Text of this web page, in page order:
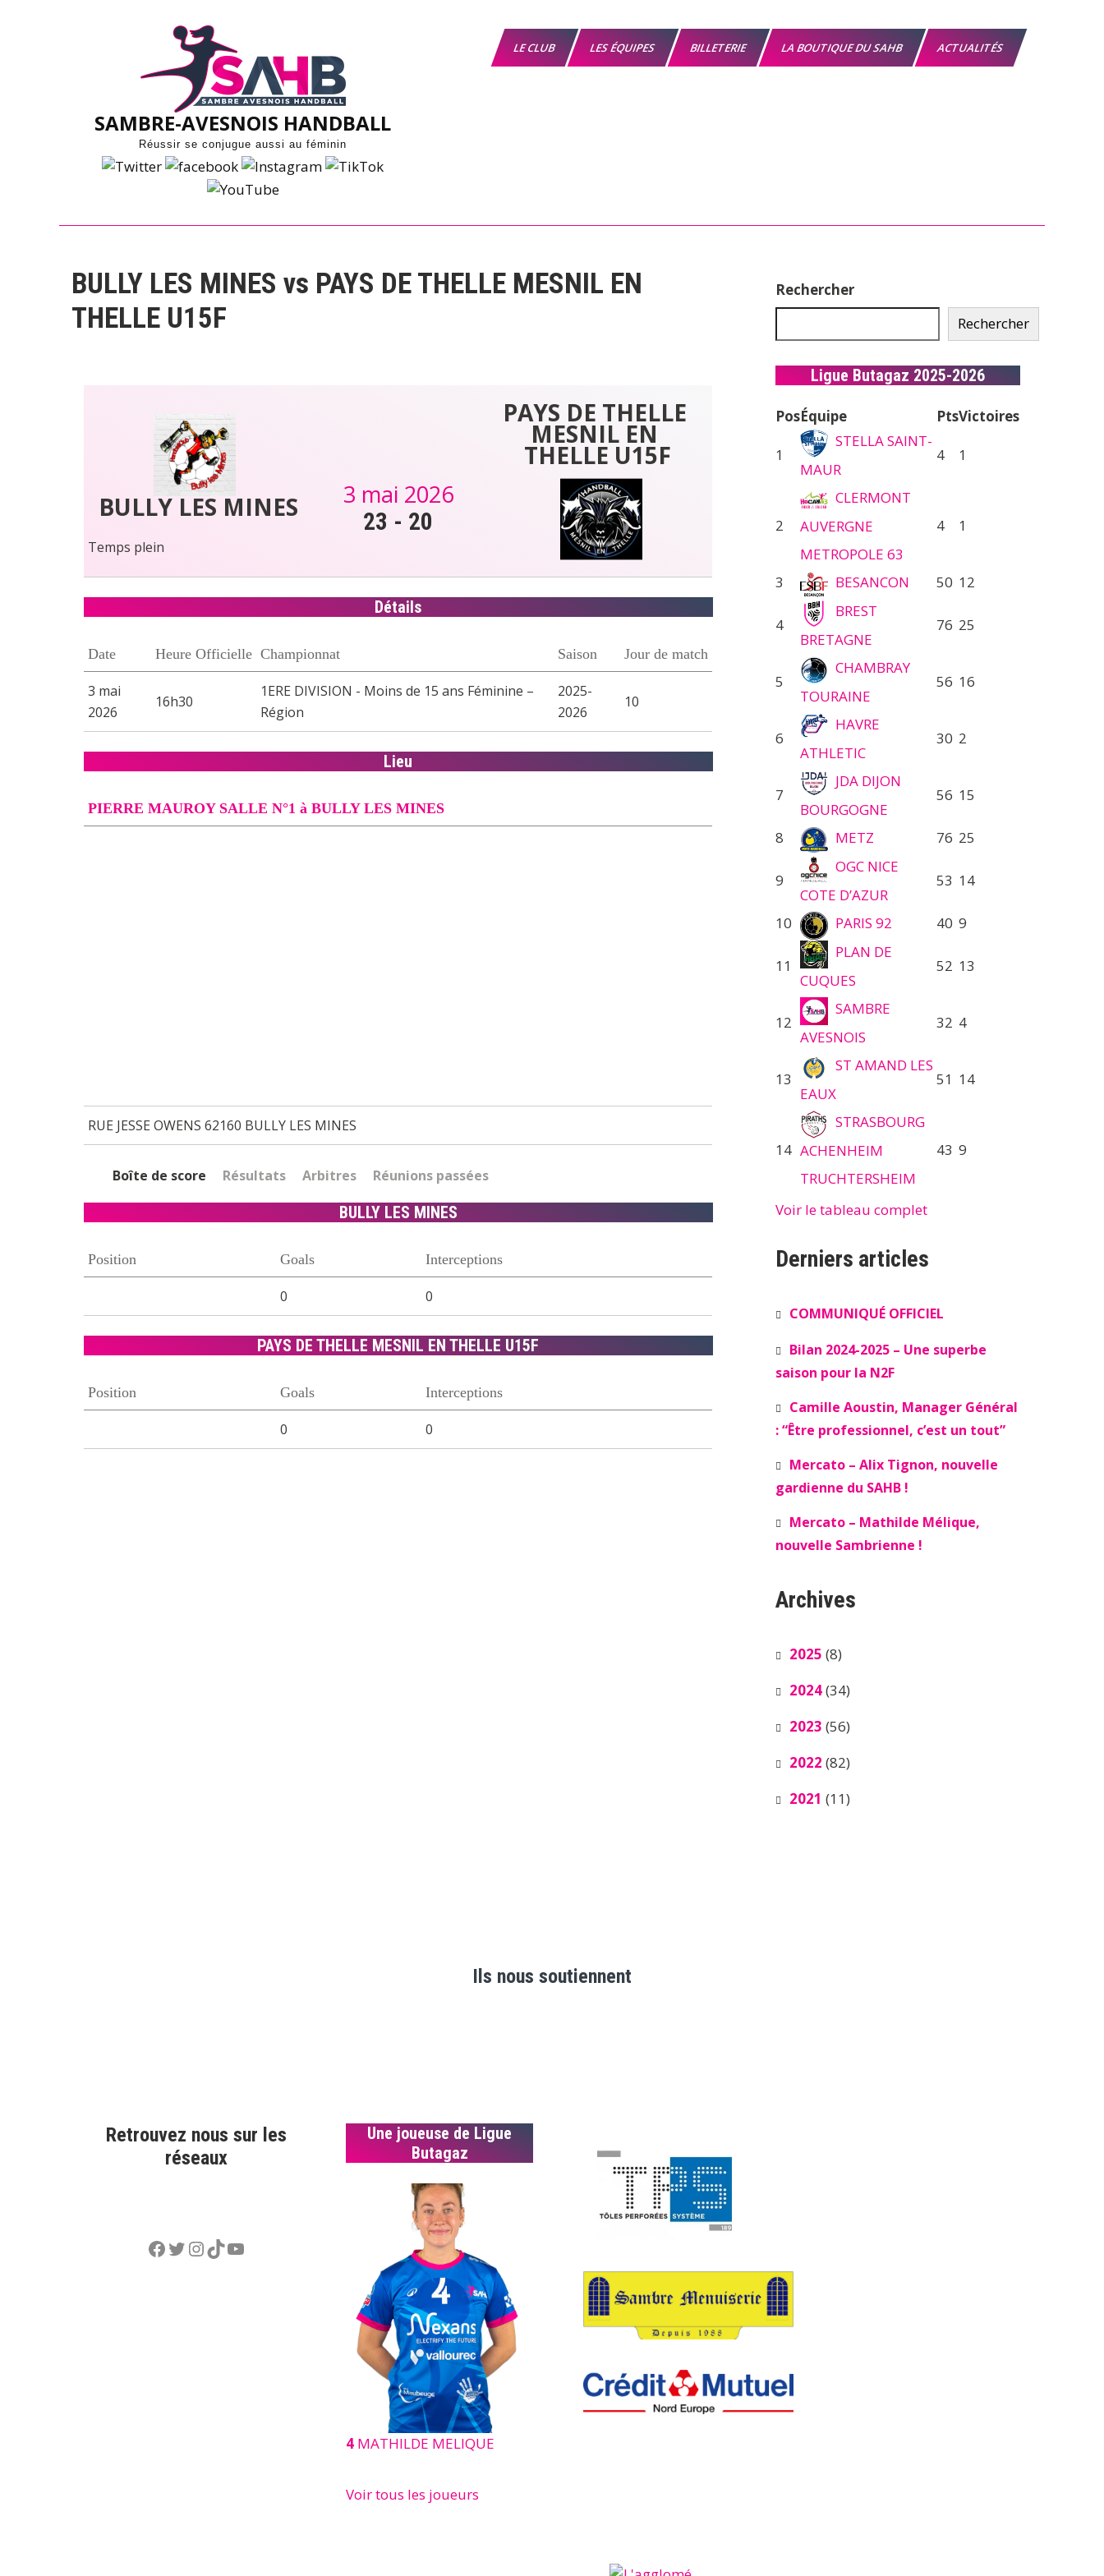
SAMBRE-AVESNOIS HANDBALL
Réussir se conjugue aussi au féminin
LE CLUB LES ÉQUIPES BILLETERIE LA BOUTIQUE DU SAHB ACTUALITÉS
BULLY LES MINES vs PAYS DE THELLE MESNIL EN
THELLE U15F
BULLY LES MINES
PAYS DE THELLE
MESNIL EN
THELLE U15F
3 mai 2026
23 - 20
Temps plein
Détails
Date Heure Officielle Championnat Saison Jour de match
3 mai
2026
16h30
1ERE DIVISION - Moins de 15 ans Féminine –
Région
2025-
2026
10
Lieu
PIERRE MAUROY SALLE N°1 à BULLY LES MINES
RUE JESSE OWENS 62160 BULLY LES MINES
Boîte de score Résultats Arbitres Réunions passées
BULLY LES MINES
Position Goals Interceptions
0 0
PAYS DE THELLE MESNIL EN THELLE U15F
Position Goals Interceptions
0 0
Rechercher
Rechercher
Ligue Butagaz 2025-2026
PosÉquipe PtsVictoires
1
STELLA SAINT-
MAUR
4 1
2
CLERMONT
AUVERGNE
METROPOLE 63
4 1
3 BESANCON 50 12
4
BREST
BRETAGNE
76 25
5
CHAMBRAY
TOURAINE
56 16
6
HAVRE
ATHLETIC
30 2
7
JDA DIJON
BOURGOGNE
56 15
8 METZ 76 25
9
OGC NICE
COTE D’AZUR
53 14
10 PARIS 92 40 9
11
PLAN DE
CUQUES
52 13
12
SAMBRE
AVESNOIS
32 4
13
ST AMAND LES
EAUX
51 14
14
STRASBOURG
ACHENHEIM
TRUCHTERSHEIM
43 9
Voir le tableau complet
Derniers articles
COMMUNIQUÉ OFFICIEL
Bilan 2024-2025 – Une superbe
saison pour la N2F
Camille Aoustin, Manager Général
: “Être professionnel, c’est un tout”
Mercato – Alix Tignon, nouvelle
gardienne du SAHB !
Mercato – Mathilde Mélique,
nouvelle Sambrienne !
Archives
2025 (8)
2024(34)
2023 (56)
2022 (82)
2021 (11)
Ils nous soutiennent
Retrouvez nous sur les
réseaux
Facebook
Twitter
Instagram
TikTok
YouTube
Une joueuse de Ligue
Butagaz
4 MATHILDE MELIQUE
Voir tous les joueurs